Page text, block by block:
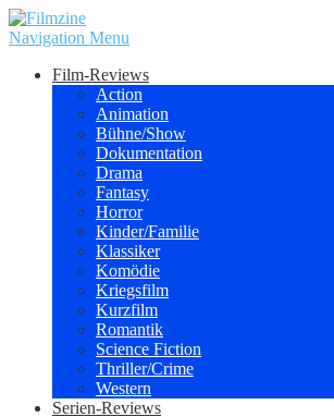
Navigation Menu
Film-Reviews
Action
Animation
Bühne/Show
Dokumentation
Drama
Fantasy
Horror
Kinder/Familie
Klassiker
Komödie
Kriegsfilm
Kurzfilm
Romantik
Science Fiction
Thriller/Crime
Western
Serien-Reviews